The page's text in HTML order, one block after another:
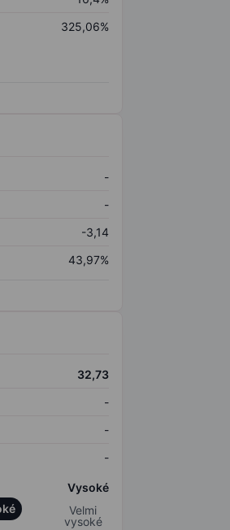
325,06%
-
-
-3,14
43,97%
32,73
-
-
-
Vysoké
Velmi
vysoké